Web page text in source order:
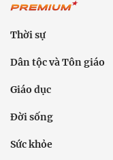
Thời sự
Dân tộc và Tôn giáo
Giáo dục
Đời sống
Sức khỏe